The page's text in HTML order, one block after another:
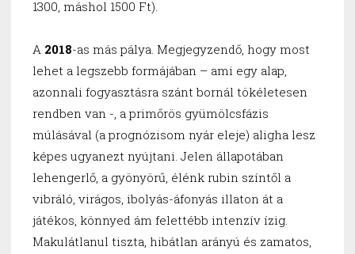
1300, máshol 1500 Ft).
A 2018-as más pálya. Megjegyzendő, hogy most
lehet a legszebb formájában – ami egy alap,
azonnali fogyasztásra szánt bornál tökéletesen
rendben van -, a primőrös gyümölcsfázis
múlásával (a prognózisom nyár eleje) aligha lesz
képes ugyanezt nyújtani. Jelen állapotában
lehengerlő, a gyönyörű, élénk rubin színtől a
vibráló, virágos, ibolyás-áfonyás illaton át a
játékos, könnyed ám felettébb intenzív ízig.
Makulátlanul tiszta, hibátlan arányú és zamatos,